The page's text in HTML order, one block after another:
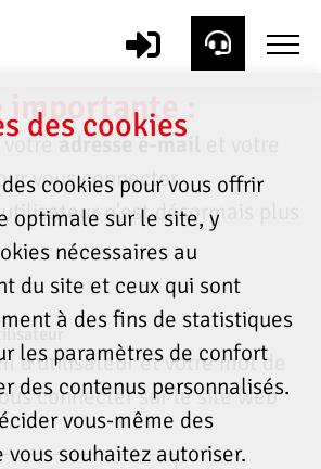
importante :
votreadresse e-mail
vous connecter.
n'est désormais plus
d'utilisateur et votre mot de
connecter sur le site web
des cookies
cookies pour vous offrir
optimale sur le site, y
nécessaires au
du site et ceux qui sont
à des fins de statistiques
les paramètres de confort
des contenus personnalisés.
vous-même des
vous souhaitez autoriser.